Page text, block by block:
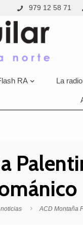
979 12 58 71
RA La radio
ACD Montaña